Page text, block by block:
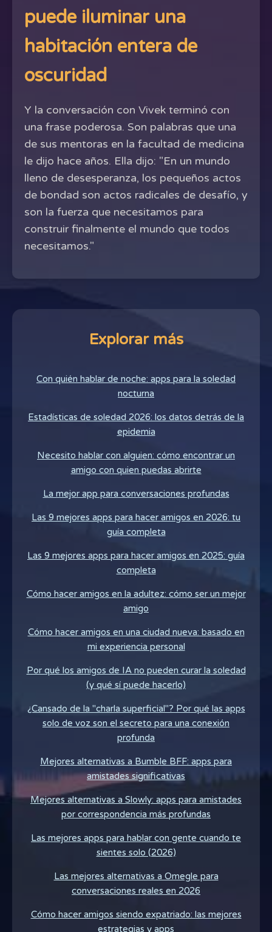
puede iluminar una
habitación entera de
oscuridad
Y la conversación con Vivek terminó con
una frase poderosa. Son palabras que una
de sus mentoras en la facultad de medicina
le dijo hace años. Ella dijo: "En un mundo
lleno de desesperanza, los pequeños actos
de bondad son actos radicales de desafío, y
son la fuerza que necesitamos para
construir finalmente el mundo que todos
necesitamos."
Explorar más
Con quién hablar de noche: apps para la soledad
nocturna
Estadísticas de soledad 2026: los datos detrás de la
epidemia
Necesito hablar con alguien: cómo encontrar un
amigo con quien puedas abrirte
La mejor app para conversaciones profundas
Las 9 mejores apps para hacer amigos en 2026: tu
guía completa
Las 9 mejores apps para hacer amigos en 2025: guía
completa
Cómo hacer amigos en la adultez: cómo ser un mejor
amigo
Cómo hacer amigos en una ciudad nueva: basado en
mi experiencia personal
Por qué los amigos de IA no pueden curar la soledad
(y qué sí puede hacerlo)
¿Cansado de la "charla superficial"? Por qué las apps
solo de voz son el secreto para una conexión
profunda
Mejores alternativas a Bumble BFF: apps para
amistades significativas
Mejores alternativas a Slowly: apps para amistades
por correspondencia más profundas
Las mejores apps para hablar con gente cuando te
sientes solo (2026)
Las mejores alternativas a Omegle para
conversaciones reales en 2026
Cómo hacer amigos siendo expatriado: las mejores
estrategias y apps